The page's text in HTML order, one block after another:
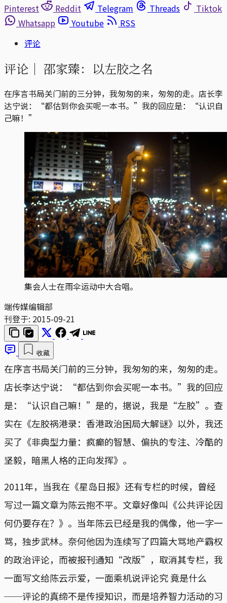
Pinterest
Reddit Telegram Threads
Tiktok
Whatsapp
Youtube
RSS
评论
评论｜ 邵家臻：以左胶之名
在序言书局关门前的三分钟，我匆匆的来，匆匆的走。店长李
达宁说：“都估到你会买呢一本书。”我的回应是：“认识自
己嘛！”
集会人士在雨伞运动中大合唱。
端传媒编辑部
刊登于: 2015-09-21
收藏
在序言书局关门前的三分钟，我匆匆的来，匆匆的走。
店长李达宁说：“都估到你会买呢一本书。”我的回应
是：“认识自己嘛！”是的，据说，我是“左胶”。查
实在《左胶祸港录：香港政治困局大解谜》以外，我还
买了《非典型力量：疯癫的智慧、偏执的专注、冷酷的
坚毅，暗黑人格的正向发挥》。
2011年，当我在《星岛日报》还有专栏的时候，曾经
写过一篇文章为陈云抱不平。文章好像叫《公共评论因
何仍要存在？》。当年陈云已经是我的偶像，他一字一
骂，独步武林。奈何他因为连续写了四篇大骂地产霸权
的政治评论，而被报刊通知“改版”，取消其专栏，我
一面写文给陈云示爱，一面乘机说评论究 竟是什么
──评论的真缔不是传授知识，而是培养智力活动的习